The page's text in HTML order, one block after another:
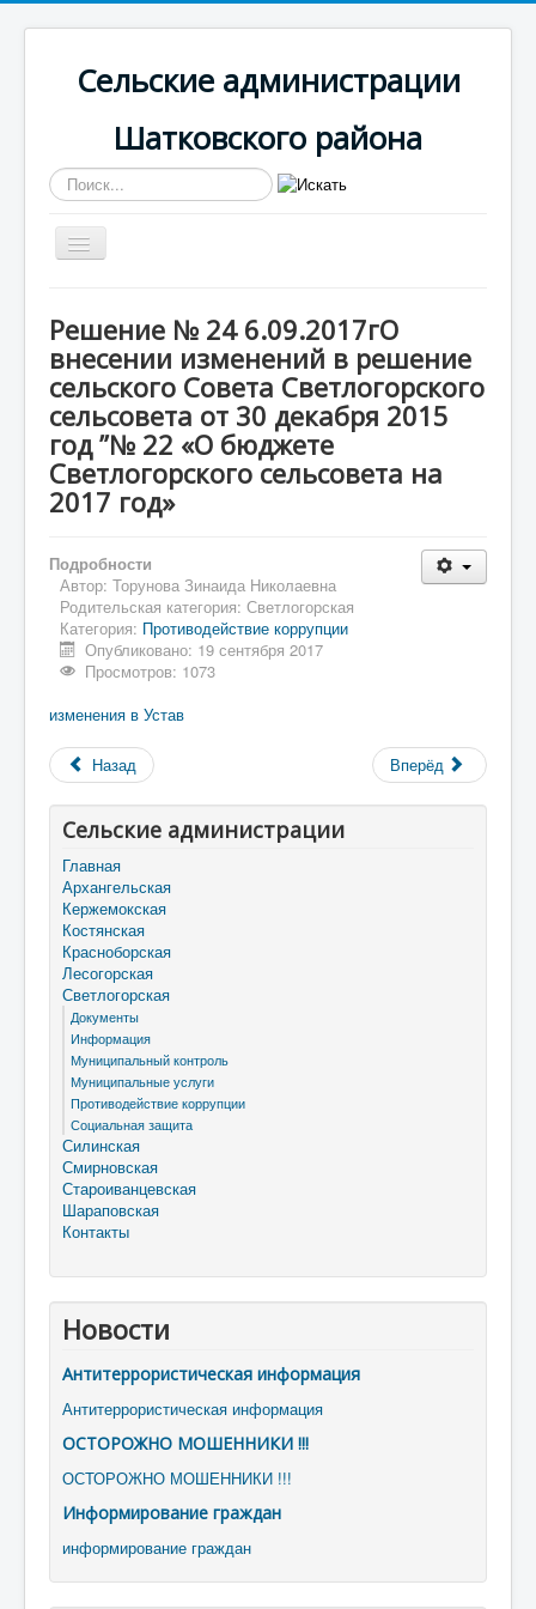
Сельские администрации
Шатковского района
Искать...
Включить/
выключить
Противодействие коррупции
Решение № 24 6.09.2017гО внесении изменений в
решение сельского Совета Светлогорского
сельсовета от 30 декабря 2015 год ”№ 22 «О бюджете
Светлогорского сельсовета на 2017 год»
Решение № 24 6.09.2017гО
внесении изменений в решение
сельского Совета Светлогорского
сельсовета от 30 декабря 2015
год ”№ 22 «О бюджете
Светлогорского сельсовета на
2017 год»
Подробности
Автор: Торунова Зинаида Николаевна
Родительская категория: Светлогорская
Категория: Противодействие коррупции
Опубликовано: 19 сентября 2017
Просмотров: 1073
изменения в Устав
Назад Вперёд
Сельские администрации
Главная
Архангельская
Кержемокская
Костянская
Красноборская
Лесогорская
Светлогорская
Документы
Информация
Муниципальный контроль
Муниципальные услуги
Противодействие коррупции
Социальная защита
Силинская
Смирновская
Староиванцевская
Шараповская
Контакты
Новости
Антитеррористическая информация
Антитеррористическая информация
ОСТОРОЖНО МОШЕННИКИ !!!
ОСТОРОЖНО МОШЕННИКИ !!!
Информирование граждан
информирование граждан